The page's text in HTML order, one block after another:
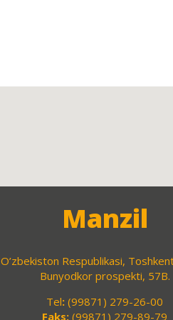
Manzil
O’zbekiston Respublikasi,
Bunyodkor prospekti, 57B.
Tel: (99871) 279-26-00
Faks: (99871) 279-89-79